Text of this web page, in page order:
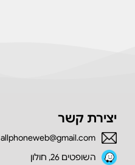
יצירת קשר
allphoneweb@gmail.com
השופטים 26, חולון